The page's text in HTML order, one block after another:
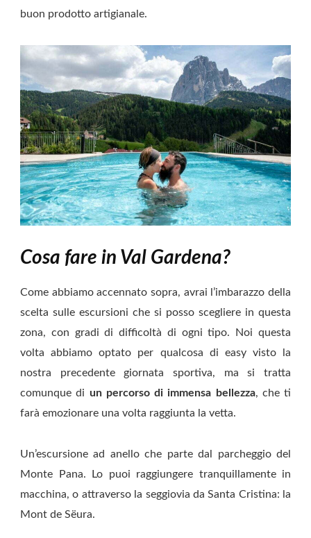
buon prodotto artigianale.
Cosa fare in Val Gardena?
Come abbiamo accennato sopra, avrai l’imbarazzo della
scelta sulle escursioni che si posso scegliere in questa
zona, con gradi di difficoltà di ogni tipo. Noi questa
volta abbiamo optato per qualcosa di easy visto la
nostra precedente giornata sportiva, ma si tratta
comunque di un percorso di immensa bellezza, che ti
farà emozionare una volta raggiunta la vetta.
Un’escursione ad anello che parte dal parcheggio del
Monte Pana. Lo puoi raggiungere tranquillamente in
macchina, o attraverso la seggiovia da Santa Cristina: la
Mont de Sëura.